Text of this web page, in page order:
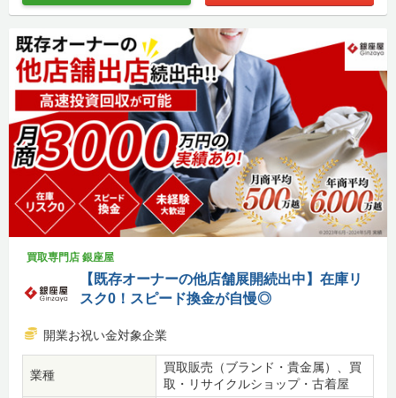
買取専門店 銀座屋
【既存オーナーの他店舗展開続出中】在庫リ
スク0！スピード換金が自慢◎
開業お祝い金対象企業
業種
買取販売（ブランド・貴金属）、買
取・リサイクルショップ・古着屋